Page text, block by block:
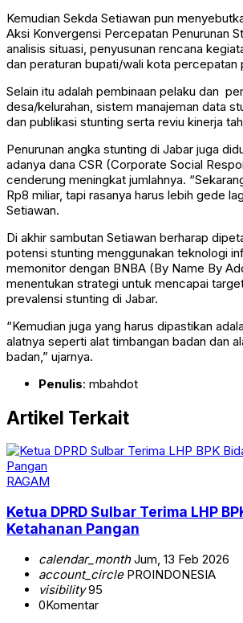
Kemudian Sekda Setiawan pun
Aksi Konvergensi Percepatan Penurunan
analisis situasi, penyusunan rencana
dan peraturan bupati/wali kota percepatan
Selain itu adalah pembinaan pelaku dan
desa/kelurahan, sistem manajeman data
dan publikasi stunting serta reviu kinerja
Penurunan angka stunting di Jabar juga
adanya dana CSR (Corporate Social
cenderung meningkat jumlahnya.
Rp8 miliar, tapi rasanya harus lebih gede
Setiawan.
Di akhir sambutan Setiawan berharap
potensi stunting menggunakan teknologi
memonitor dengan BNBA (By Name By
menentukan strategi untuk mencapai
prevalensi stunting di Jabar.
“Kemudian juga yang harus dipastikan
alatnya seperti alat timbangan badan dan
badan,” ujarnya.
Penulis: mbahdot
Artikel Terkait
RAGAM
Ketua DPRD Sulbar Terima LHP
Ketahanan Pangan
calendar_monthJum, 13 Feb 2026
account_circlePROINDONESIA
visibility95
0Komentar